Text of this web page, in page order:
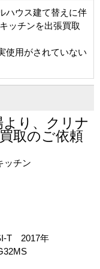
ハウス建て替えに伴
ッチンを出張買取
使用がされていない
り、クリナ
取のご依頼
ッチン
T 2017年